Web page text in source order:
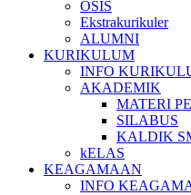
OSIS
Ekstrakurikuler
ALUMNI
KURIKULUM
INFO
AKADEMIK
MATERI
SILABUS
KALDIK
kELAS
KEAGAMAAN
INFO